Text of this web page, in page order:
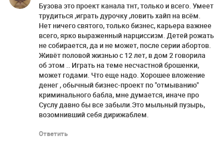
Бузова это проект канала тнт, только и всего. Умеет
трудиться ,играть дурочку ,ловить хайп на всём.
Нет ничего святого, только бизнес, карьера важнее
всего, ярко выраженный нарциссизм. Детей рожать
не собирается, да и не может, после серии абортов.
Живёт половой жизнью с 12 лет, в дом 2 говорила
об этом .. Играть на теме несчастной брошенки,
может годами. Что еще надо. Хорошее вложение
денег , обычный бизнес-проект по "отмыванию"
криминального бабла, мне думается, иначе про
Суслу давно бы все забыли.Это мыльный пузырь,
возомнивший себя дирижаблем.
Ответить